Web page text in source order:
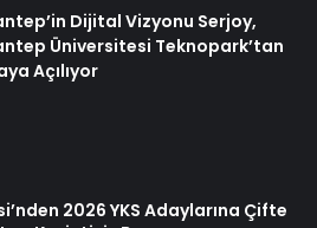
Dijital Vizyonu Serjoy,
Üniversitesi Teknopark’tan
Açılıyor
2026 YKS Adaylarına Çifte